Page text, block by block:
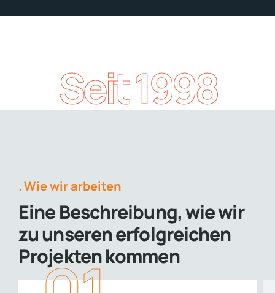
Seit 1998
Wie wir arbeiten
Eine Beschreibung, wie wir
zu unseren erfolgreichen
Projekten kommen